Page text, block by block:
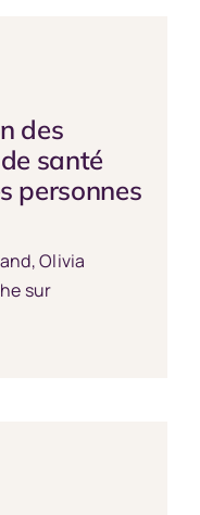
des
santé
personnes
Olivia
sur